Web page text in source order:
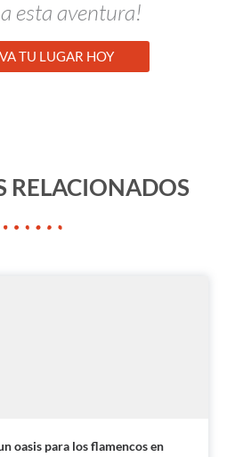
esta aventura!
TU LUGAR HOY
RELACIONADOS
oasis para los flamencos en